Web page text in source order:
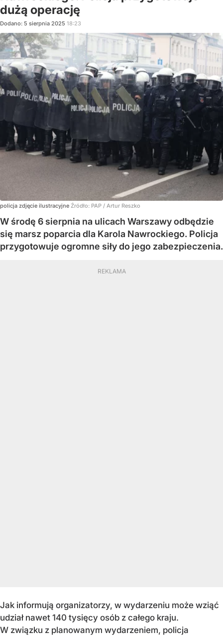
dużą operację
Dodano: 5 sierpnia 2025 18:23
policja zdjęcie ilustracyjne Źródło: PAP / Artur Reszko
W środę 6 sierpnia na ulicach Warszawy odbędzie
się marsz poparcia dla Karola Nawrockiego. Policja
przygotowuje ogromne siły do jego zabezpieczenia.
Jak informują organizatorzy, w wydarzeniu może wziąć
udział nawet 140 tysięcy osób z całego kraju.
W związku z planowanym wydarzeniem, policja